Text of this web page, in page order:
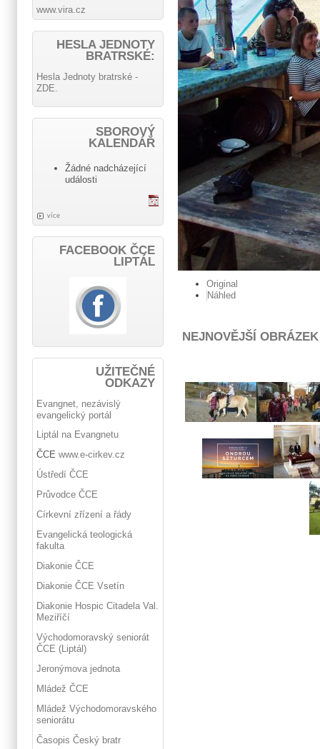
Original
Náhled
NEJNOVĚJŠÍ OBRÁZEK
www.vira.cz
HESLA JEDNOTY
BRATRSKÉ:
Hesla Jednoty bratrské -
ZDE.
SBOROVÝ
KALENDÁŘ
Žádné nadcházející
události
více
FACEBOOK ČCE
LIPTÁL
UŽITEČNÉ
ODKAZY
Evangnet, nezávislý
evangelický portál
Liptál na Evangnetu
ČCE www.e-cirkev.cz
Ústředí ČCE
Průvodce ČCE
Církevní zřízení a řády
Evangelická teologická
fakulta
Diakonie ČCE
Diakonie ČCE Vsetín
Diakonie Hospic Citadela Val.
Meziříčí
Východomoravský seniorát
ČCE (Liptál)
Jeronýmova jednota
Mládež ČCE
Mládež Východomoravského
seniorátu
Časopis Český bratr